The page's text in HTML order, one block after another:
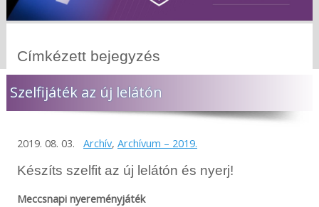
Címkézett bejegyzés
Szelfijáték az új lelátón
2019. 08. 03. Archív, Archívum – 2019.
Készíts szelfit az új lelátón és nyerj!
Meccsnapi nyereményjáték